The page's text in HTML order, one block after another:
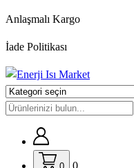
İçeriğe
Anlaşmalı Kargo
İade Politikası
0